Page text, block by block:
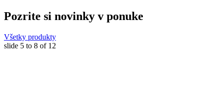
Pozrite si novinky v ponuke
Všetky produkty
slide 5 to 8 of 12